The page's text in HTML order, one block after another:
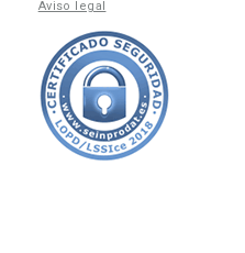
Aviso legal